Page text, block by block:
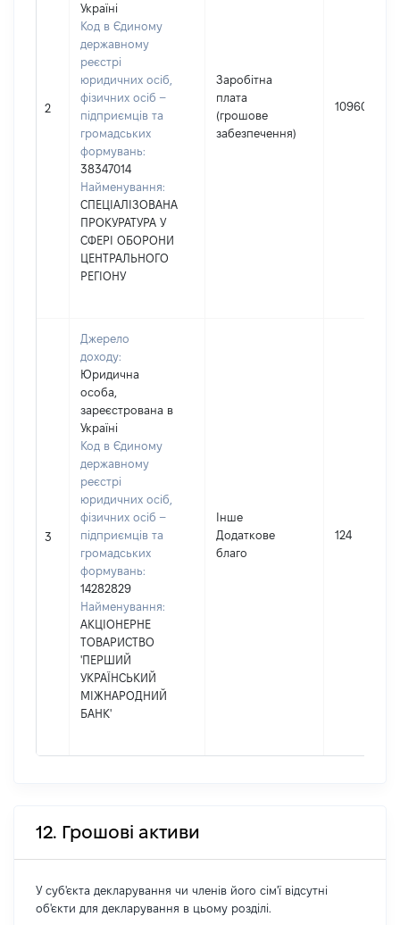
2
Україні
Код в Єдиному
державному
реєстрі
юридичних осіб,
фізичних осіб –
підприємців та
громадських
формувань:
38347014
Найменування:
СПЕЦІАЛІЗОВАНА
ПРОКУРАТУРА У
СФЕРІ ОБОРОНИ
ЦЕНТРАЛЬНОГО
РЕГІОНУ
Заробітна
плата
(грошове
забезпечення)
109609
3
Джерело
доходу:
Юридична
особа,
зареєстрована в
Україні
Код в Єдиному
державному
реєстрі
юридичних осіб,
фізичних осіб –
підприємців та
громадських
формувань:
14282829
Найменування:
АКЦІОНЕРНЕ
ТОВАРИСТВО
'ПЕРШИЙ
УКРАЇНСЬКИЙ
МІЖНАРОДНИЙ
БАНК'
Інше
Додаткове
благо
124
12. Грошові активи
У суб'єкта декларування чи членів його сім'ї відсутні
об'єкти для декларування в цьому розділі.